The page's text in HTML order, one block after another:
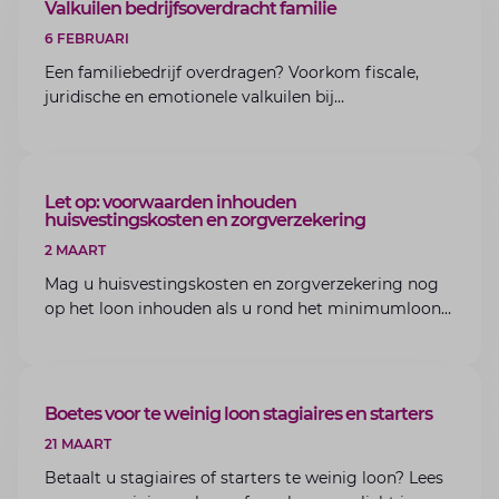
ARTIKEL
Valkuilen bedrijfsoverdracht familie
6 FEBRUARI
Een familiebedrijf overdragen? Voorkom fiscale,
juridische en emotionele valkuilen bij
ARTIKEL
Let op: voorwaarden inhouden
huisvestingskosten en zorgverzekering
2 MAART
Mag u huisvestingskosten en zorgverzekering nog
op het loon inhouden als u rond het minimumloon
ARTIKEL
Boetes voor te weinig loon stagiaires en starters
21 MAART
Betaalt u stagiaires of starters te weinig loon? Lees